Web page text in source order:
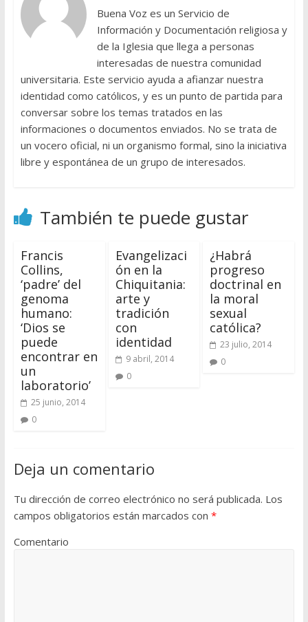
Buena Voz es un Servicio de
Información y Documentación religiosa y
de la Iglesia que llega a personas
interesadas de nuestra comunidad
universitaria. Este servicio ayuda a afianzar nuestra
identidad como católicos, y es un punto de partida para
conversar sobre los temas tratados en las
informaciones o documentos enviados. No se trata de
un vocero oficial, ni un organismo formal, sino la iniciativa
libre y espontánea de un grupo de interesados.
También te puede gustar
Francis
Collins,
‘padre’ del
genoma
humano:
‘Dios se
puede
encontrar en
un
laboratorio’
25 junio, 2014
0
Evangelizaci
ón en la
Chiquitania:
arte y
tradición
con
identidad
9 abril, 2014
0
¿Habrá
progreso
doctrinal en
la moral
sexual
católica?
23 julio, 2014
0
Deja un comentario
Tu dirección de correo electrónico no será publicada. Los
campos obligatorios están marcados con *
Comentario